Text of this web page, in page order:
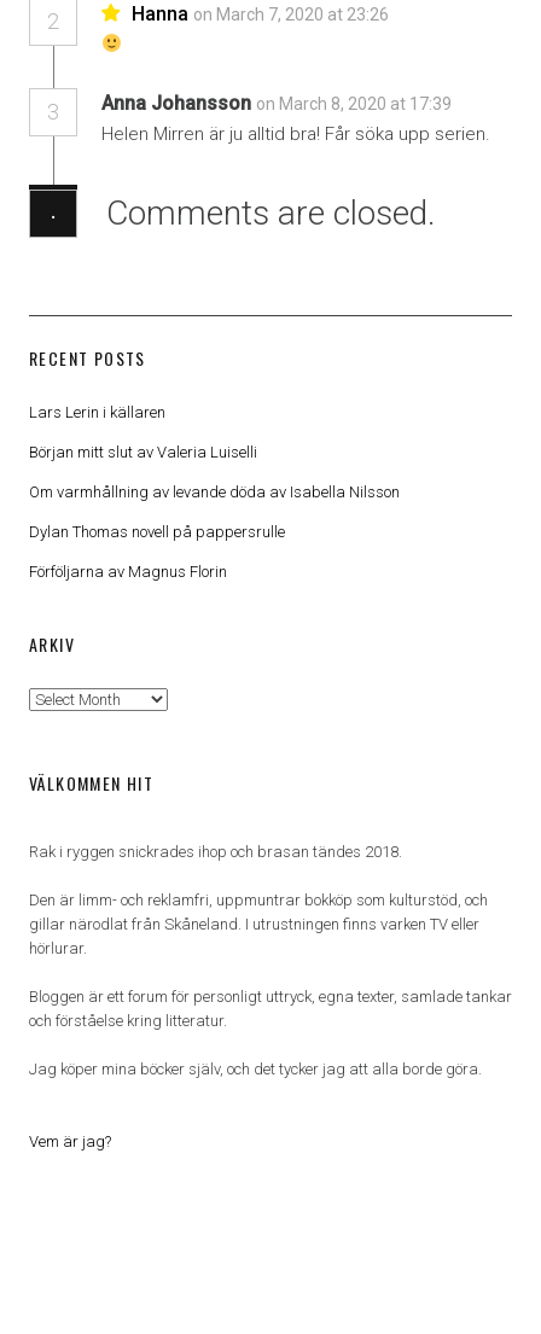
2 Hanna on March 7, 2020 at 23:26
3 Anna Johansson on March 8, 2020 at 17:39
Helen Mirren är ju alltid bra! Får söka upp serien.
· Comments are closed.
RECENT POSTS
Lars Lerin i källaren
Början mitt slut av Valeria Luiselli
Om varmhållning av levande döda av Isabella Nilsson
Dylan Thomas novell på pappersrulle
Förföljarna av Magnus Florin
ARKIV
Arkiv
VÄLKOMMEN HIT
Rak i ryggen snickrades ihop och brasan tändes 2018.
Den är limm- och reklamfri, uppmuntrar bokköp som kulturstöd, och
gillar närodlat från Skåneland. I utrustningen finns varken TV eller
hörlurar.
Bloggen är ett forum för personligt uttryck, egna texter, samlade tankar
och förståelse kring litteratur.
Jag köper mina böcker själv, och det tycker jag att alla borde göra.
Vem är jag?